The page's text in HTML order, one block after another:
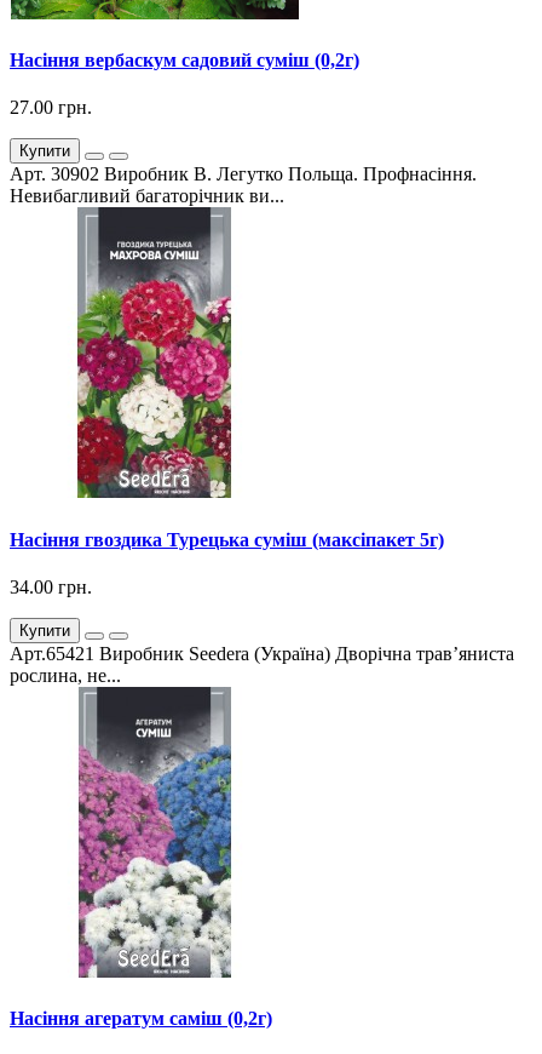
Насіння вербаскум садовий суміш (0,2г)
27.00 грн.
Купити
Арт. 30902 Виробник В. Легутко Польща. Профнасіння.
Невибагливий багаторічник ви...
Насіння гвоздика Турецька суміш (максіпакет 5г)
34.00 грн.
Купити
Арт.65421 Виробник Seedera (Україна) Дворічна трав’яниста
рослина, не...
Насіння агератум саміш (0,2г)